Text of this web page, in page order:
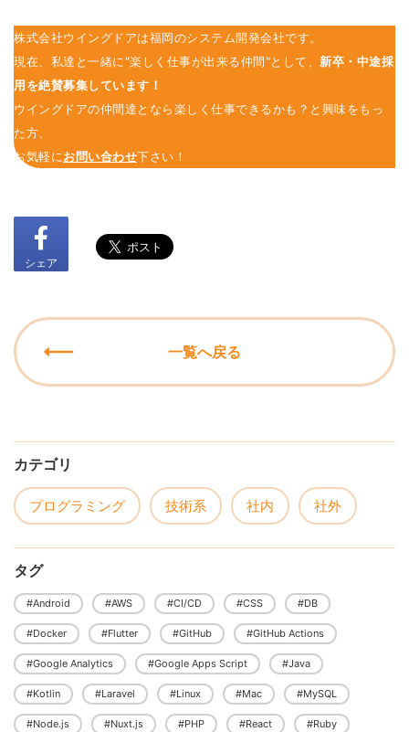
株式会社ウイングドアは福岡のシステム開発会社です。
現在、私達と一緒に"楽しく仕事が出来る仲間"として、 新卒・中途採
用を絶賛募集しています！
ウイングドアの仲間達となら楽しく仕事できるかも？と興味をもっ
た方、
お気軽にお問い合わせ下さい！
シェア
一覧へ戻る
カテゴリ
プログラミング 技術系 社内 社外
タグ
#Android #AWS #CI/CD #CSS #DB
#Docker #Flutter #GitHub #GitHub Actions
#Google Analytics #Google Apps Script #Java
#Kotlin #Laravel #Linux #Mac #MySQL
#Node.js #Nuxt.js #PHP #React #Ruby